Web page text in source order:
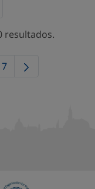
resultados.
intermedias
Página
7